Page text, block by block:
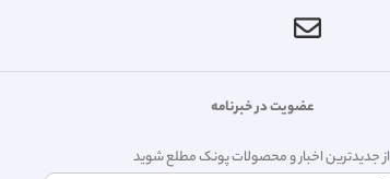
عضویت در خبرنامه
از جدیدترین اخبار و محصولات پونک مطلع شوید